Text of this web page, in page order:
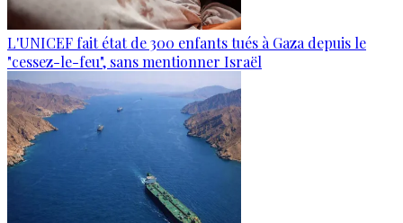
L'UNICEF fait état de 300 enfants tués à Gaza depuis le
"cessez-le-feu", sans mentionner Israël